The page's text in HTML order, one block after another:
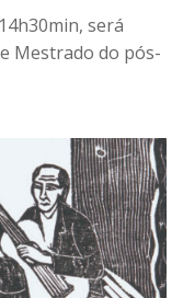
será
Mestrado do pós-